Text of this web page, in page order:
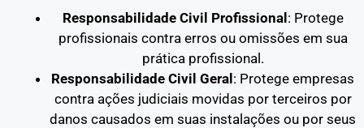
Responsabilidade Civil Profissional: Protege
profissionais contra erros ou omissões em sua
prática profissional.
Responsabilidade Civil Geral: Protege empresas
contra ações judiciais movidas por terceiros por
danos causados em suas instalações ou por seus